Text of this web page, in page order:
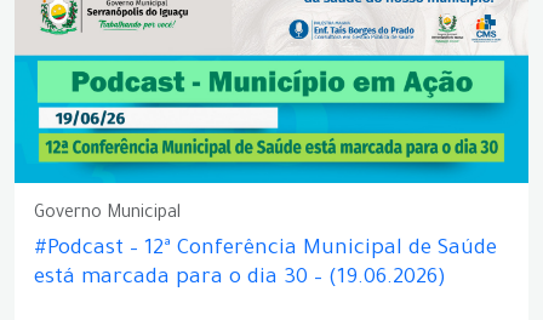
Governo Municipal
#Podcast – 12ª Conferência Municipal de Saúde
está marcada para o dia 30 – (19.06.2026)